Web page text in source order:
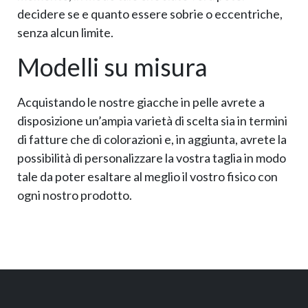
decidere se e quanto essere sobrie o eccentriche,
senza alcun limite.
Modelli su misura
Acquistando le nostre giacche in pelle avrete a
disposizione un’ampia varietà di scelta sia in termini
di fatture che di colorazioni e, in aggiunta, avrete la
possibilità di personalizzare la vostra taglia in modo
tale da poter esaltare al meglio il vostro fisico con
ogni nostro prodotto.